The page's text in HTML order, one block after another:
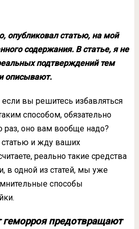
опубликовал статью, на мой
содержания. В статье, я не
подтверждений тем
описывают.
вы решитесь избавляться
способом, обязательно
раз, оно вам вообще надо?
и жду ваших
реально такие средства
в одной из статей, мы уже
способы
предотвращают